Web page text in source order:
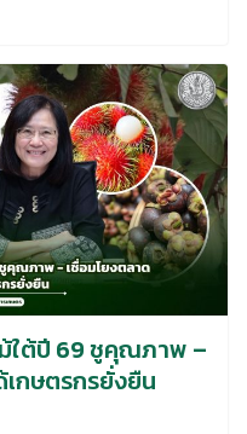
ใต้ปี 69 ชูคุณภาพ –
เกษตรกรยั่งยืน